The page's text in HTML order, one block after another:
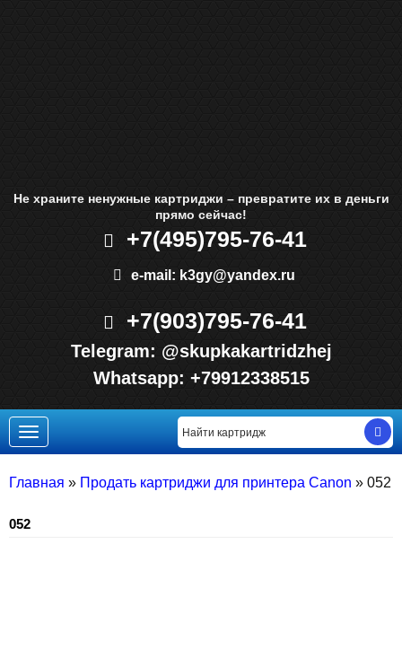
Не храните ненужные картриджи – превратите их в деньги
прямо сейчас!
+7(495)795-76-41
e-mail: k3gy@yandex.ru
+7(903)795-76-41
Telegram: @skupkakartridzhej
Whatsapp: +79912338515
Toggle
navigation
Главная » Продать картриджи для принтера Canon » 052
052